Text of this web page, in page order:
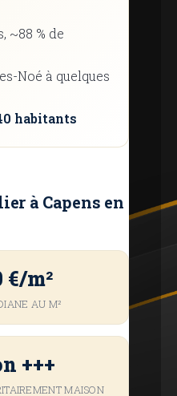
~88 % de
Noé à quelques
habitants
à Capens en
€/m²
AU M²
+++
MAISON